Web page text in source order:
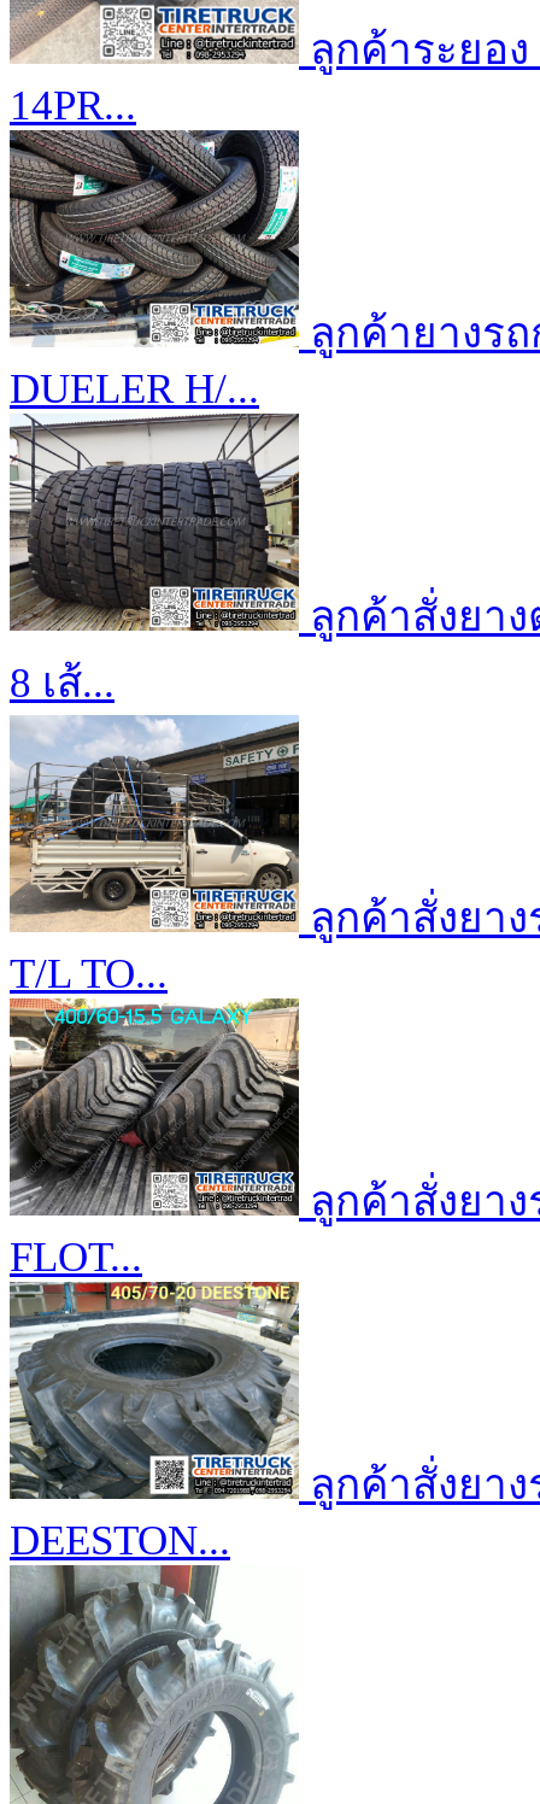
ลูกค้า​ระยอ
14PR...
ลูกค้า​​ยางรถ
DUELER​ H/...
ลูกค้าสั่งยาง
8 เส้...
ลูกค้าสั่งยาง
T/L TO...
ลูกค้าสั่งยาง
FLOT...
ลูกค้าสั่งยาง
DEESTON...